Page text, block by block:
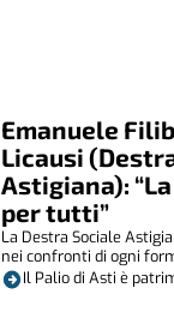
Emanuele
Licausi
Astigiana):
per tutti”
La Destra Sociale
nei confronti di ogni
Il Palio di Asti è